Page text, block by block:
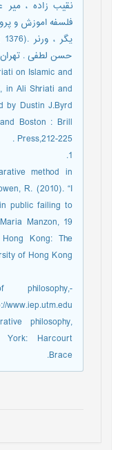
فلسفه اموزش و
حسن لطفی . تهران
on Islamic and
in Ali Shriati and
by Dustin J.Byrd
Boston : Brill
Press,212-225 .
method in
R. (2010). “I
public failing to
Manzon, 19
Kong: The
of Hong Kong.
philosophy,-
www.iep.utm.edu/
philosophy,
York: Harcourt
Brace.